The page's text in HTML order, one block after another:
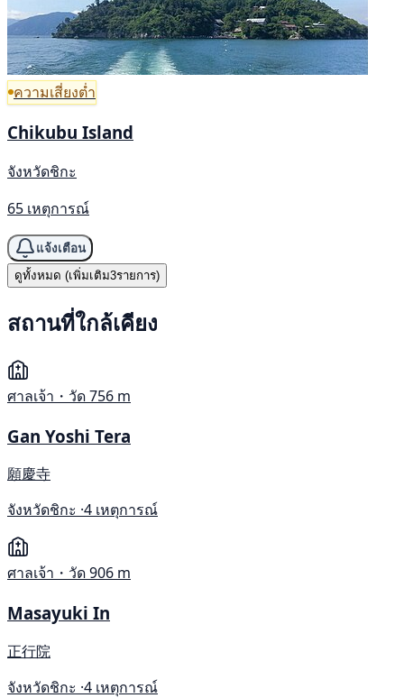
ความเสี่ยงต่ำ
Chikubu Island
จังหวัดชิกะ
65 เหตุการณ์
แจ้งเตือน
ดูทั้งหมด (เพิ่มเติม3รายการ)
สถานที่ใกล้เคียง
ศาลเจ้า・วัด756 m
Gan Yoshi Tera
願慶寺
จังหวัดชิกะ ·4 เหตุการณ์
ศาลเจ้า・วัด906 m
Masayuki In
正行院
จังหวัดชิกะ ·4 เหตุการณ์